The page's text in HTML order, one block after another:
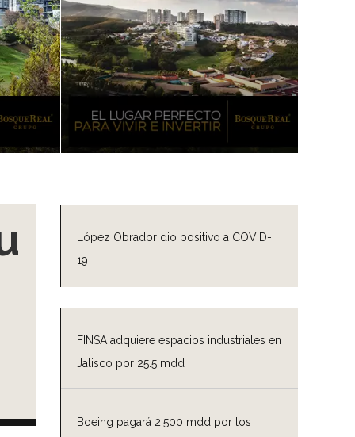
López Obrador dio positivo a COVID-
19
FINSA adquiere espacios industriales en
Jalisco por 25.5 mdd
Boeing pagará 2,500 mdd por los